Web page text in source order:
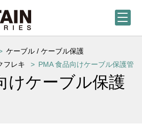
ケーブル / ケーブル保護
フレキ
PMA 食品向けケーブル保護管
けケーブル保護